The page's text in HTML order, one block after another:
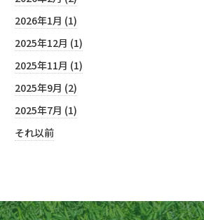
2026年1月 (1)
2025年12月 (1)
2025年11月 (1)
2025年9月 (2)
2025年7月 (1)
それ以前